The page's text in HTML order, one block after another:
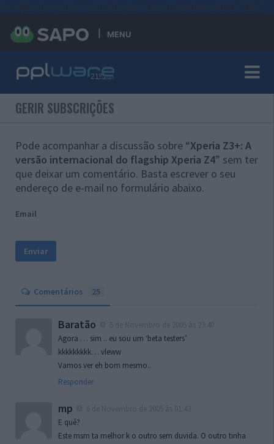
MENU
GERIR SUBSCRIÇÕES
Pode acompanhar a discussão sobre “Xperia Z3+: A
versão internacional do flagship Xperia Z4” sem ter
que deixar um comentário. Basta escrever o seu
endereço de e-mail no formulário abaixo.
Email
Comentários 25
Baratão
Agora … sim .. eu sou um ‘beta testers’
kkkkkkkkk… vleww
Vamos ver eh bom mesmo..
Responder
mp
E quê?
Este msm ta melhor k o outro sem duvida. O outro tinha